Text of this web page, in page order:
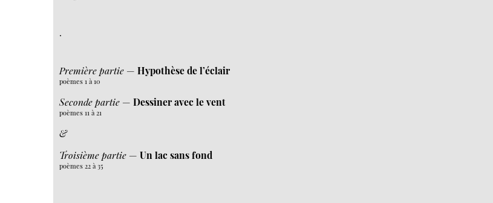
.
Première partie —Hypothèse de l’éclair
poèmes 1 à 10
Seconde partie —Dessiner avec le vent
poèmes 11 à 21
&
Troisième partie —Un lac sans fond
poèmes 22 à 35